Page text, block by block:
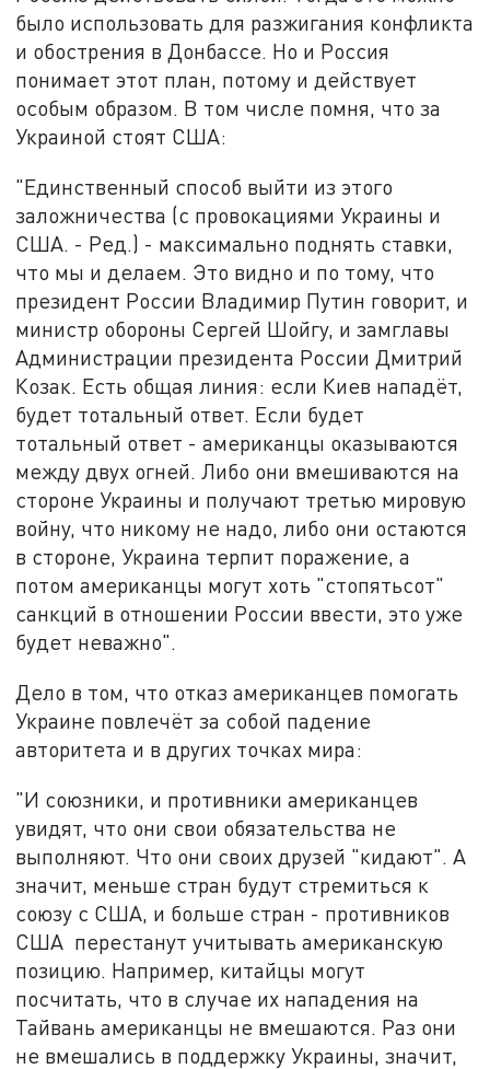
было использовать для разжигания конфликта
и обострения в Донбассе. Но и Россия
понимает этот план, потому и действует
особым образом. В том числе помня, что за
Украиной стоят США:
"Единственный способ выйти из этого
заложничества (с провокациями Украины и
США. - Ред.) - максимально поднять ставки,
что мы и делаем. Это видно и по тому, что
президент России Владимир Путин говорит, и
министр обороны Сергей Шойгу, и замглавы
Администрации президента России Дмитрий
Козак. Есть общая линия: если Киев нападёт,
будет тотальный ответ. Если будет
тотальный ответ - американцы оказываются
между двух огней. Либо они вмешиваются на
стороне Украины и получают третью мировую
войну, что никому не надо, либо они остаются
в стороне, Украина терпит поражение, а
потом американцы могут хоть "стопятьсот"
санкций в отношении России ввести, это уже
будет неважно".
Дело в том, что отказ американцев помогать
Украине повлечёт за собой падение
авторитета и в других точках мира:
"И союзники, и противники американцев
увидят, что они свои обязательства не
выполняют. Что они своих друзей "кидают". А
значит, меньше стран будут стремиться к
союзу с США, и больше стран - противников
США перестанут учитывать американскую
позицию. Например, китайцы могут
посчитать, что в случае их нападения на
Тайвань американцы не вмешаются. Раз они
не вмешались в поддержку Украины, значит,